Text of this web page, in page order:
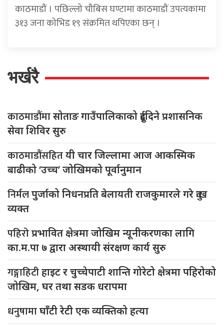
काठमाडौं । पछिल्लो चौबिस घण्टामा काठमाडौं उपत्यकामा
३१३ जना कोभिड १९ संक्रमित थपिएका छन् ।
भर्खरै
काठमाडौंमासोताङ गाउँपालिकाको दुईदिने प्रशासनिक
सेवा शिविर सुरु
काठमाडौंसहितयी चार जिल्लामा आज आकस्मिक
बाढीको ‘उच्च’ जोखिमको पूर्वानुमान
निर्मलपुर्जाको निधनप्रति बेलायती राजकुमारले गरे दुःख
व्यक्त
पहिरोप्रभावित क्षेत्रमा जोखिम न्यूनीकरणका लागि
का.म.पा ७ द्वारा अस्थायी संरक्षण कार्य सुरु
गङ्गाहिटीहाइट र चुच्चेपाटी शान्ति गोरेटो क्षेत्रमा पहिरोको
जोखिम, घर तथा सडक धरापमा
धनुषामाघाँटी रेटी एक व्यक्तिको हत्या